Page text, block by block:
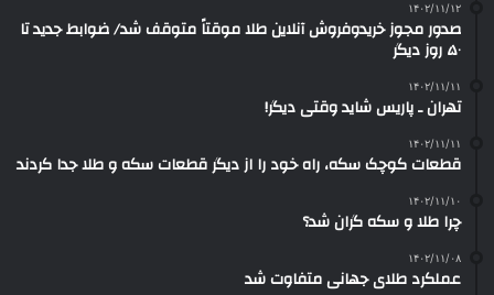
۱۴۰۲/۱۱/۱۲
صدور مجوز خریدوفروش آنلاین طلا موقتاً متوقف شد/ ضوابط جدید تا
۵۰ روز دیگر
۱۴۰۲/۱۱/۱۱
تهران ـ پاریس شاید وقتی دیگر!
۱۴۰۲/۱۱/۱۱
قطعات کوچک سکه، راه خود را از دیگر قطعات سکه‌ و طلا جدا کردند
۱۴۰۲/۱۱/۱۰
چرا طلا و سکه گران شد؟
۱۴۰۲/۱۱/۰۸
عملکرد طلای جهانی متفاوت شد